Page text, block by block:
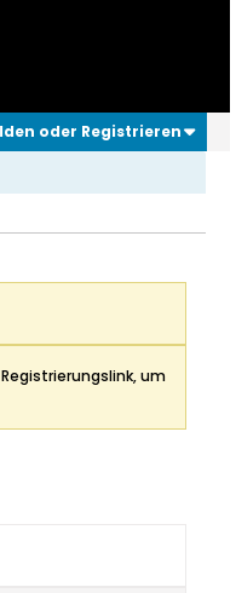
oder Registrieren
um